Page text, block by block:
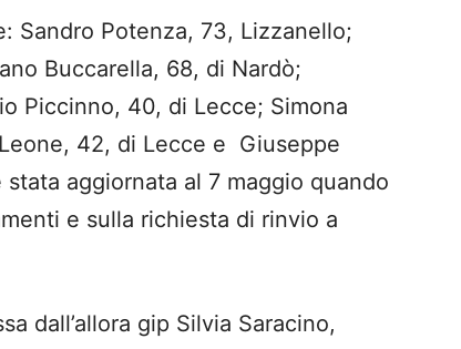
Sandro Potenza, 73, Lizzanello;
Buccarella, 68, di Nardò;
Piccinno, 40, di Lecce; Simona
42, di Lecce e Giuseppe
stata aggiornata al 7 maggio quando
e sulla richiesta di rinvio a
dall’allora gip Silvia Saracino,